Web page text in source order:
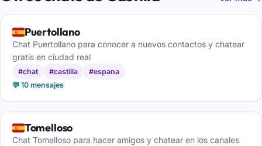
🇪🇸Puertollano
Chat Puertollano para conocer a nuevos contactos y chatear
gratis en ciudad real
#chat #castilla
#espana
💬 10 mensajes
🇪🇸Tomelloso
Chat Tomelloso para hacer amigos y chatear en los canales